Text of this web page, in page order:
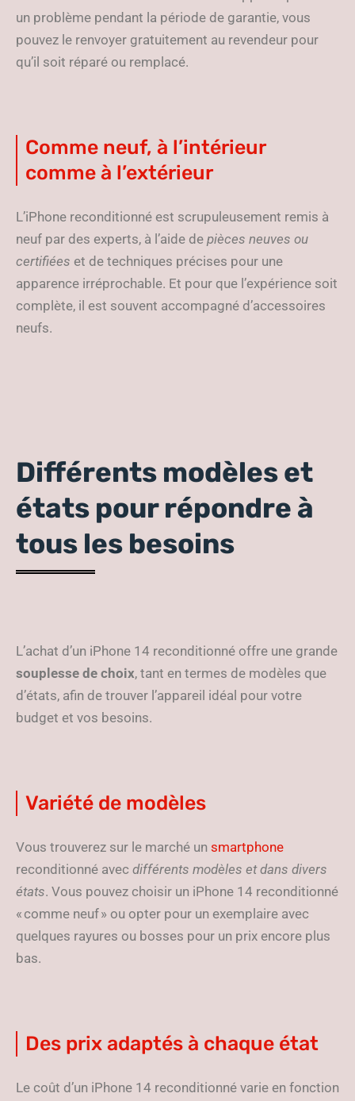
un problème pendant la période de garantie, vous
pouvez le renvoyer gratuitement au revendeur pour
qu’il soit réparé ou remplacé.
Comme neuf, à l’intérieur
comme à l’extérieur
L’iPhone reconditionné est scrupuleusement remis à
neuf par des experts, à l’aide de pièces neuves ou
certifiées et de techniques précises pour une
apparence irréprochable. Et pour que l’expérience soit
complète, il est souvent accompagné d’accessoires
neufs.
Différents modèles et
états pour répondre à
tous les besoins
L’achat d’un iPhone 14 reconditionné offre une grande
souplesse de choix, tant en termes de modèles que
d’états, afin de trouver l’appareil idéal pour votre
budget et vos besoins.
Variété de modèles
Vous trouverez sur le marché un smartphone
reconditionné avec différents modèles et dans divers
états. Vous pouvez choisir un iPhone 14 reconditionné
« comme neuf » ou opter pour un exemplaire avec
quelques rayures ou bosses pour un prix encore plus
bas.
Des prix adaptés à chaque état
Le coût d’un iPhone 14 reconditionné varie en fonction